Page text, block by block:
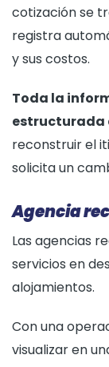
cotización se
registra
y sus costos.
Toda la
estructurada
reconstruir el
solicita un
Agencia
Las agencias
servicios en
alojamientos.
Con una
visualizar en